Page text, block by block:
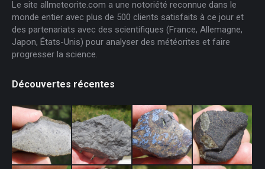
Le site allmeteorite.com a une notoriété reconnue dans le
monde entier avec plus de 500 clients satisfaits à ce jour et
des partenariats avec des scientifiques (France, Allemagne,
Japon, États-Unis) pour analyser des météorites et faire
progresser la science.
Découvertes récentes